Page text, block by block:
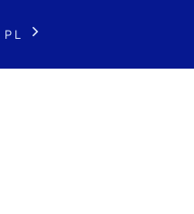
PL